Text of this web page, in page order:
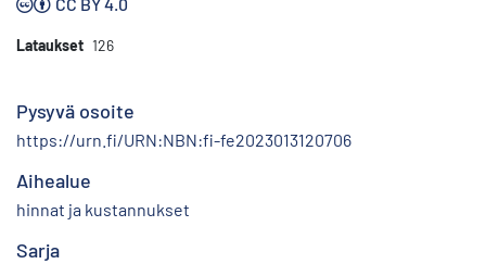
CC BY 4.0
Lataukset 126
Pysyvä osoite
https://urn.fi/URN:NBN:fi-fe2023013120706
Aihealue
hinnat ja kustannukset
Sarja